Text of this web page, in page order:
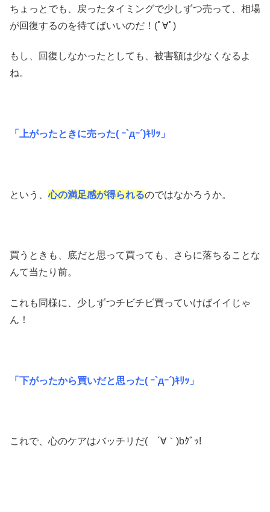
ちょっとでも、戻ったタイミングで少しずつ売って、相場
が回復するのを待てばいいのだ！(ﾟ∀ﾟ)
もし、回復しなかったとしても、被害額は少なくなるよ
ね。
「上がったときに売った( ｰ`дｰ´)ｷﾘｯ」
という、心の満足感が得られるのではなかろうか。
買うときも、底だと思って買っても、さらに落ちることな
んて当たり前。
これも同様に、少しずつチビチビ買っていけばイイじゃ
ん！
「下がったから買いだと思った( ｰ`дｰ´)ｷﾘｯ」
これで、心のケアはバッチリだ( ´∀｀)bｸﾞｯ!